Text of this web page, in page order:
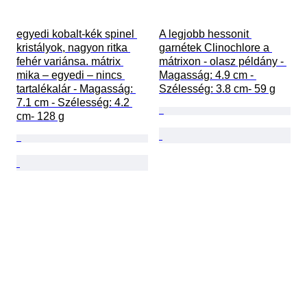
egyedi kobalt-kék spinel
kristályok, nagyon ritka
fehér variánsa. mátrix
mika – egyedi – nincs
tartalékalár - Magasság:
7.1 cm - Szélesség: 4.2
cm- 128 g
A legjobb hessonit
garnétek Clinochlore a
mátrixon - olasz példány -
Magasság: 4.9 cm -
Szélesség: 3.8 cm- 59 g